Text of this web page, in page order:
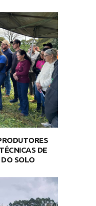
DE
SOLO